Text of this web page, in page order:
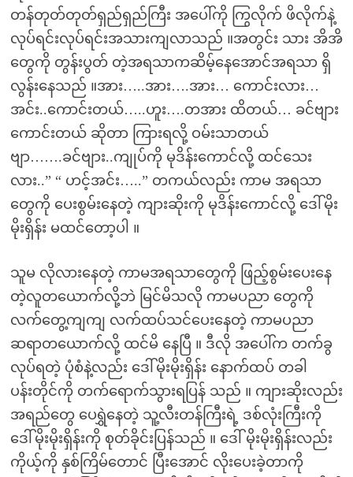
တန်တုတ်တုတ်ရှည်ရှည်ကြီး အပေါ်ကို ကြွလိုက် ဖိလိုက်နဲ့
လုပ်ရင်းလုပ်ရင်းအသားကျလာသည် ။အတွင်း သား အိအိ
တွေကို တွန်းပွတ် တဲ့အရသာကဆိမ့်နေအောင်အရသာ ရှိ
လွန်းနေသည် ။အား…..အား….အား… ကောင်းလား…
အင်း..ကောင်းတယ်…..ဟူး….တအား ထိတယ်… ခင်ဗျား
ကောင်းတယ် ဆိုတာ ကြားရလို့ ဝမ်းသာတယ်
ဗျာ…….ခင်ဗျား..ကျုပ်ကို မုဒိန်းကောင်လို့ ထင်သေး
လား..” “ ဟင့်အင်း…..” တကယ်လည်း ကာမ အရသာ
တွေကို ပေးစွမ်းနေတဲ့ ကျားဆိုးကို မုဒိန်းကောင်လို့ ဒေါ်မိုး
မိုးရှိန်း မထင်တော့ပါ ။
သူမ လိုလားနေတဲ့ ကာမအရသာတွေကို ဖြည့်စွမ်းပေးနေ
တဲ့လူတယောက်လို့ဘဲ မြင်မိသလို ကာမပညာ တွေကို
လက်တွေ့ကျကျ လက်ထပ်သင်ပေးနေတဲ့ ကာမပညာ
ဆရာတယောက်လို့ ထင်မိ နေပြီ ။ ဒီလို အပေါ်က တက်ခွ
လုပ်ရတဲ့ ပုံစံနဲ့လည်း ဒေါ်မိုးမိုးရှိန်း နောက်ထပ် တခါ
ပန်းတိုင်ကို တက်ရောက်သွားရပြန် သည် ။ ကျားဆိုးလည်း
အရည်တွေ ပေရွှဲနေတဲ့ သူ့လီးတန်ကြီးရဲ့ ဒစ်လုံးကြီးကို
ဒေါ်မိုးမိုးရှိန်းကို စုတ်ခိုင်းပြန်သည် ။ ဒေါ် မိုးမိုးရှိန်းလည်း
ကိုယ့်ကို နှစ်ကြိမ်တောင် ပြီးအောင် လိုးပေးခဲ့တာကို